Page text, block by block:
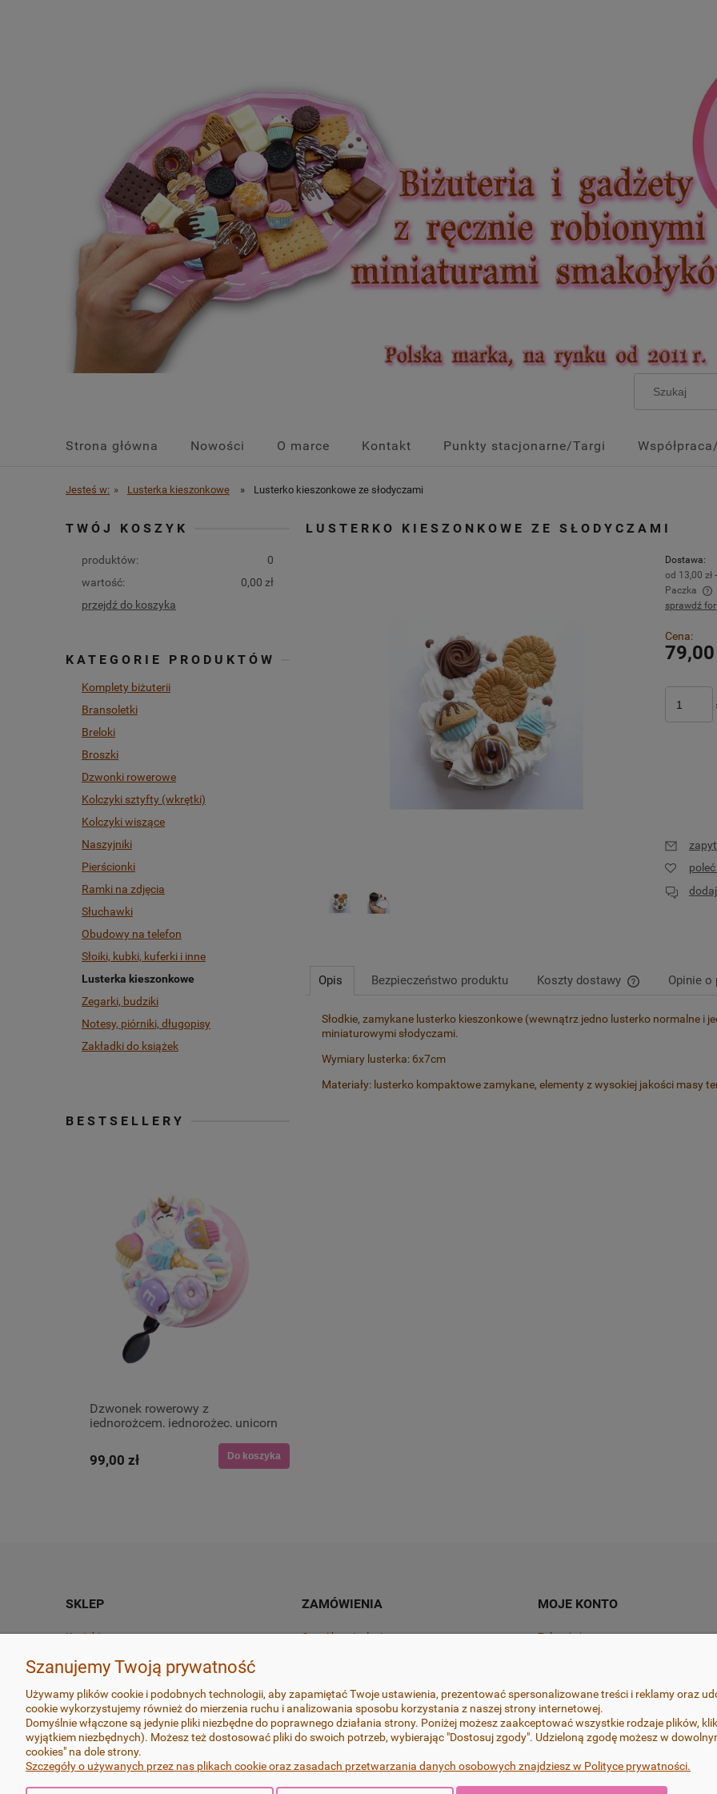
Strona główna Nowości O marce Kontakt Punkty stacjonarne/Targi
Jesteś w: » Lusterka kieszonkowe » Lusterko kieszonkowe ze słodyczami
TWÓJ KOSZYK
produktów:
0
wartość:
0,00 zł
przejdź do koszyka
KATEGORIE PRODUKTÓW
Komplety biżuterii
Bransoletki
Breloki
Broszki
Dzwonki rowerowe
Kolczyki sztyfty (wkrętki)
Kolczyki wiszące
Naszyjniki
Pierścionki
Ramki na zdjęcia
Słuchawki
Obudowy na telefon
Słoiki, kubki, kuferki i inne
Lusterka kieszonkowe
Zegarki, budziki
Notesy, piórniki, długopisy
Zakładki do książek
BESTSELLERY
Dzwonek rowerowy z
jednorożcem, jednorożec, unicorn
99,00 zł Do koszyka
LUSTERKO KIESZONKOWE ZE SŁODYCZAMI
Dostawa:
od 13,00 zł
Paczka
płatności
sprawdź
Cena:
79,00
Opis Bezpieczeństwo produktu Koszty dostawy
Cena nie
Opinie o
Słodkie, zamykane lusterko kieszonkowe (wewnątrz jedno lusterko normalne i
miniaturowymi słodyczami.
Wymiary lusterka: 6x7cm
Materiały: lusterko kompaktowe zamykane, elementy z wysokiej jakości masy
SKLEP
Kontakt
O marce
Polityka prywatności
ZAMÓWIENIA
Czas i koszty dostawy
Odstąp od umowy tutaj
MOJE KONTO
Zaloguj się
Przechowalnia
Wszystkie produkty wykonywane są z dbałością o najdrobniejsze szczegóły, przy zachowaniu najwyższej jakości i estetyki oraz
na najlepszych dostępnych na rynku masach termoutwardzalnych FIMO i Cernit, bigle i sztyfty w kolczykach wykonane są ze stali
Szanujemy Twoją prywatność
Używamy plików cookie i podobnych technologii, aby zapamiętać Twoje ustawienia, prezentować spersonalizowane treści i reklamy oraz
cookie wykorzystujemy również do mierzenia ruchu i analizowania sposobu korzystania z naszej strony internetowej.
Domyślnie włączone są jedynie pliki niezbędne do poprawnego działania strony. Poniżej możesz zaakceptować wszystkie rodzaje plików,
wyjątkiem niezbędnych). Możesz też dostosować pliki do swoich potrzeb, wybierając "Dostosuj zgody". Udzieloną zgodę możesz w
cookies" na dole strony.
Szczegóły o używanych przez nas plikach cookie oraz zasadach przetwarzania danych osobowych znajdziesz w Polityce prywatności.